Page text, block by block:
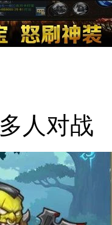
多人对战